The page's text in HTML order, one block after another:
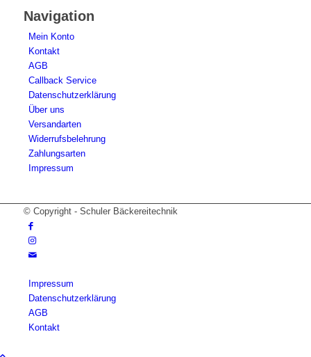
Navigation
Mein Konto
Kontakt
AGB
Callback Service
Datenschutzerklärung
Über uns
Versandarten
Widerrufsbelehrung
Zahlungsarten
Impressum
© Copyright - Schuler Bäckereitechnik
Impressum
Datenschutzerklärung
AGB
Kontakt